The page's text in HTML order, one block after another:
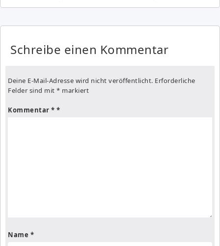
Schreibe einen Kommentar
Deine E-Mail-Adresse wird nicht veröffentlicht. Erforderliche
Felder sind mit * markiert
Kommentar *
Name *